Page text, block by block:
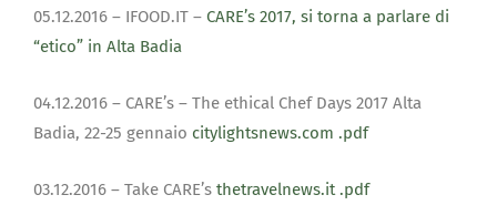
05.12.2016 – IFOOD.IT – CARE’s 2017, si torna a parlare di
“etico” in Alta Badia
04.12.2016 – CARE’s – The ethical Chef Days 2017 Alta
Badia, 22-25 gennaio citylightsnews.com .pdf
03.12.2016 – Take CARE’s thetravelnews.it .pdf